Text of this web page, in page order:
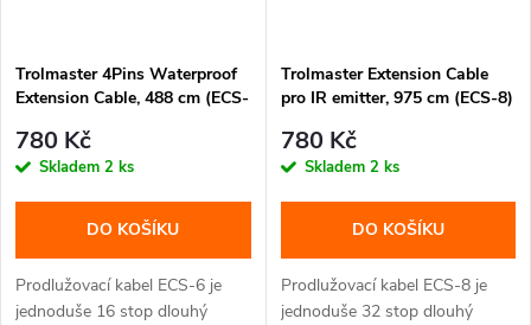
Trolmaster 4Pins Waterproof
Extension Cable, 488 cm (ECS-
780 Kč
Skladem 2 ks
DO KOŠÍKU
Prodlužovací kabel ECS-6 je
jednoduše 16 stop dlouhý
Trolmaster Extension Cable
pro IR emitter, 975 cm (ECS-8)
780 Kč
Skladem 2 ks
DO KOŠÍKU
Prodlužovací kabel ECS-8 je
jednoduše 32 stop dlouhý